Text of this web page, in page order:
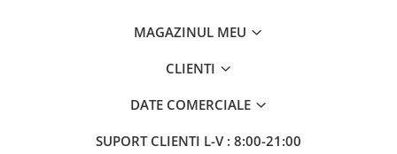
MAGAZINUL MEU
CLIENTI
DATE COMERCIALE
SUPORT CLIENTI L-V : 8:00-21:00